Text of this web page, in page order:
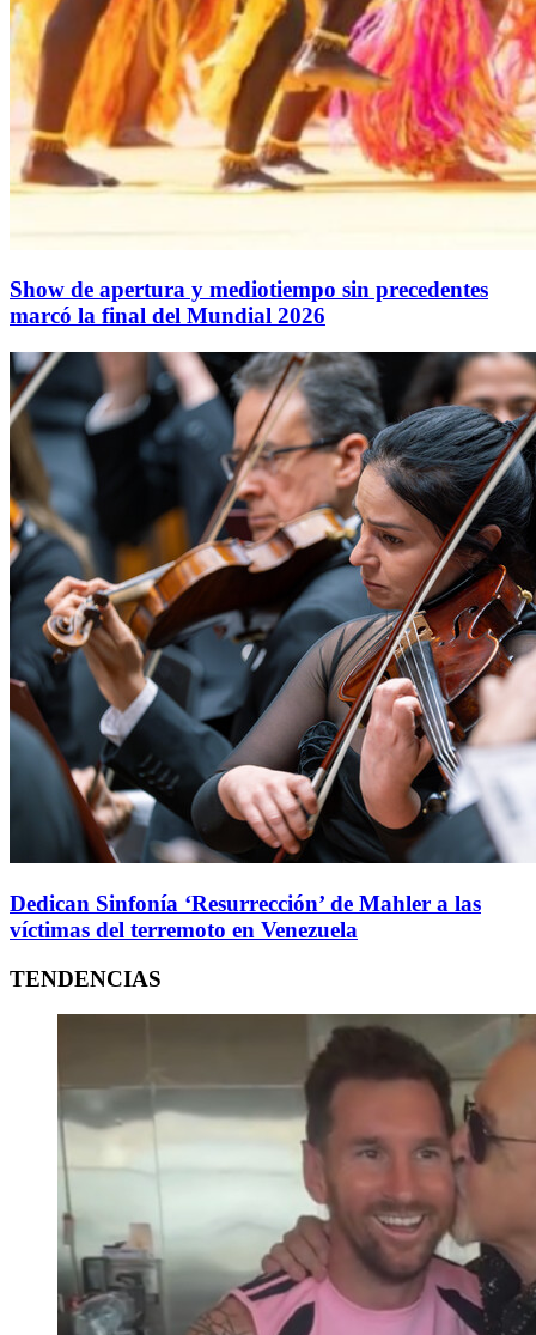
Show de apertura y mediotiempo sin precedentes
marcó la final del Mundial 2026
Dedican Sinfonía ‘Resurrección’ de Mahler a las
víctimas del terremoto en Venezuela
TENDENCIAS